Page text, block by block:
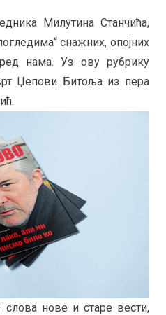
Милутина Станчића,
снажних, опојних
нама. Уз ову рубрику
Џепови Битоља из пера
нове и старе вести,